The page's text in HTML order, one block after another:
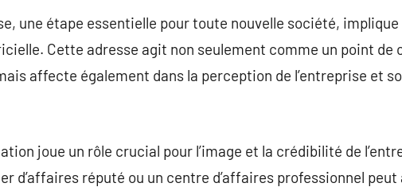
une étape essentielle pour toute nouvelle société, implique
Cette adresse agit non seulement comme un point de
affecte également dans la perception de l’entreprise et
joue un rôle crucial pour l’image et la crédibilité de
d’affaires réputé ou un centre d’affaires professionnel